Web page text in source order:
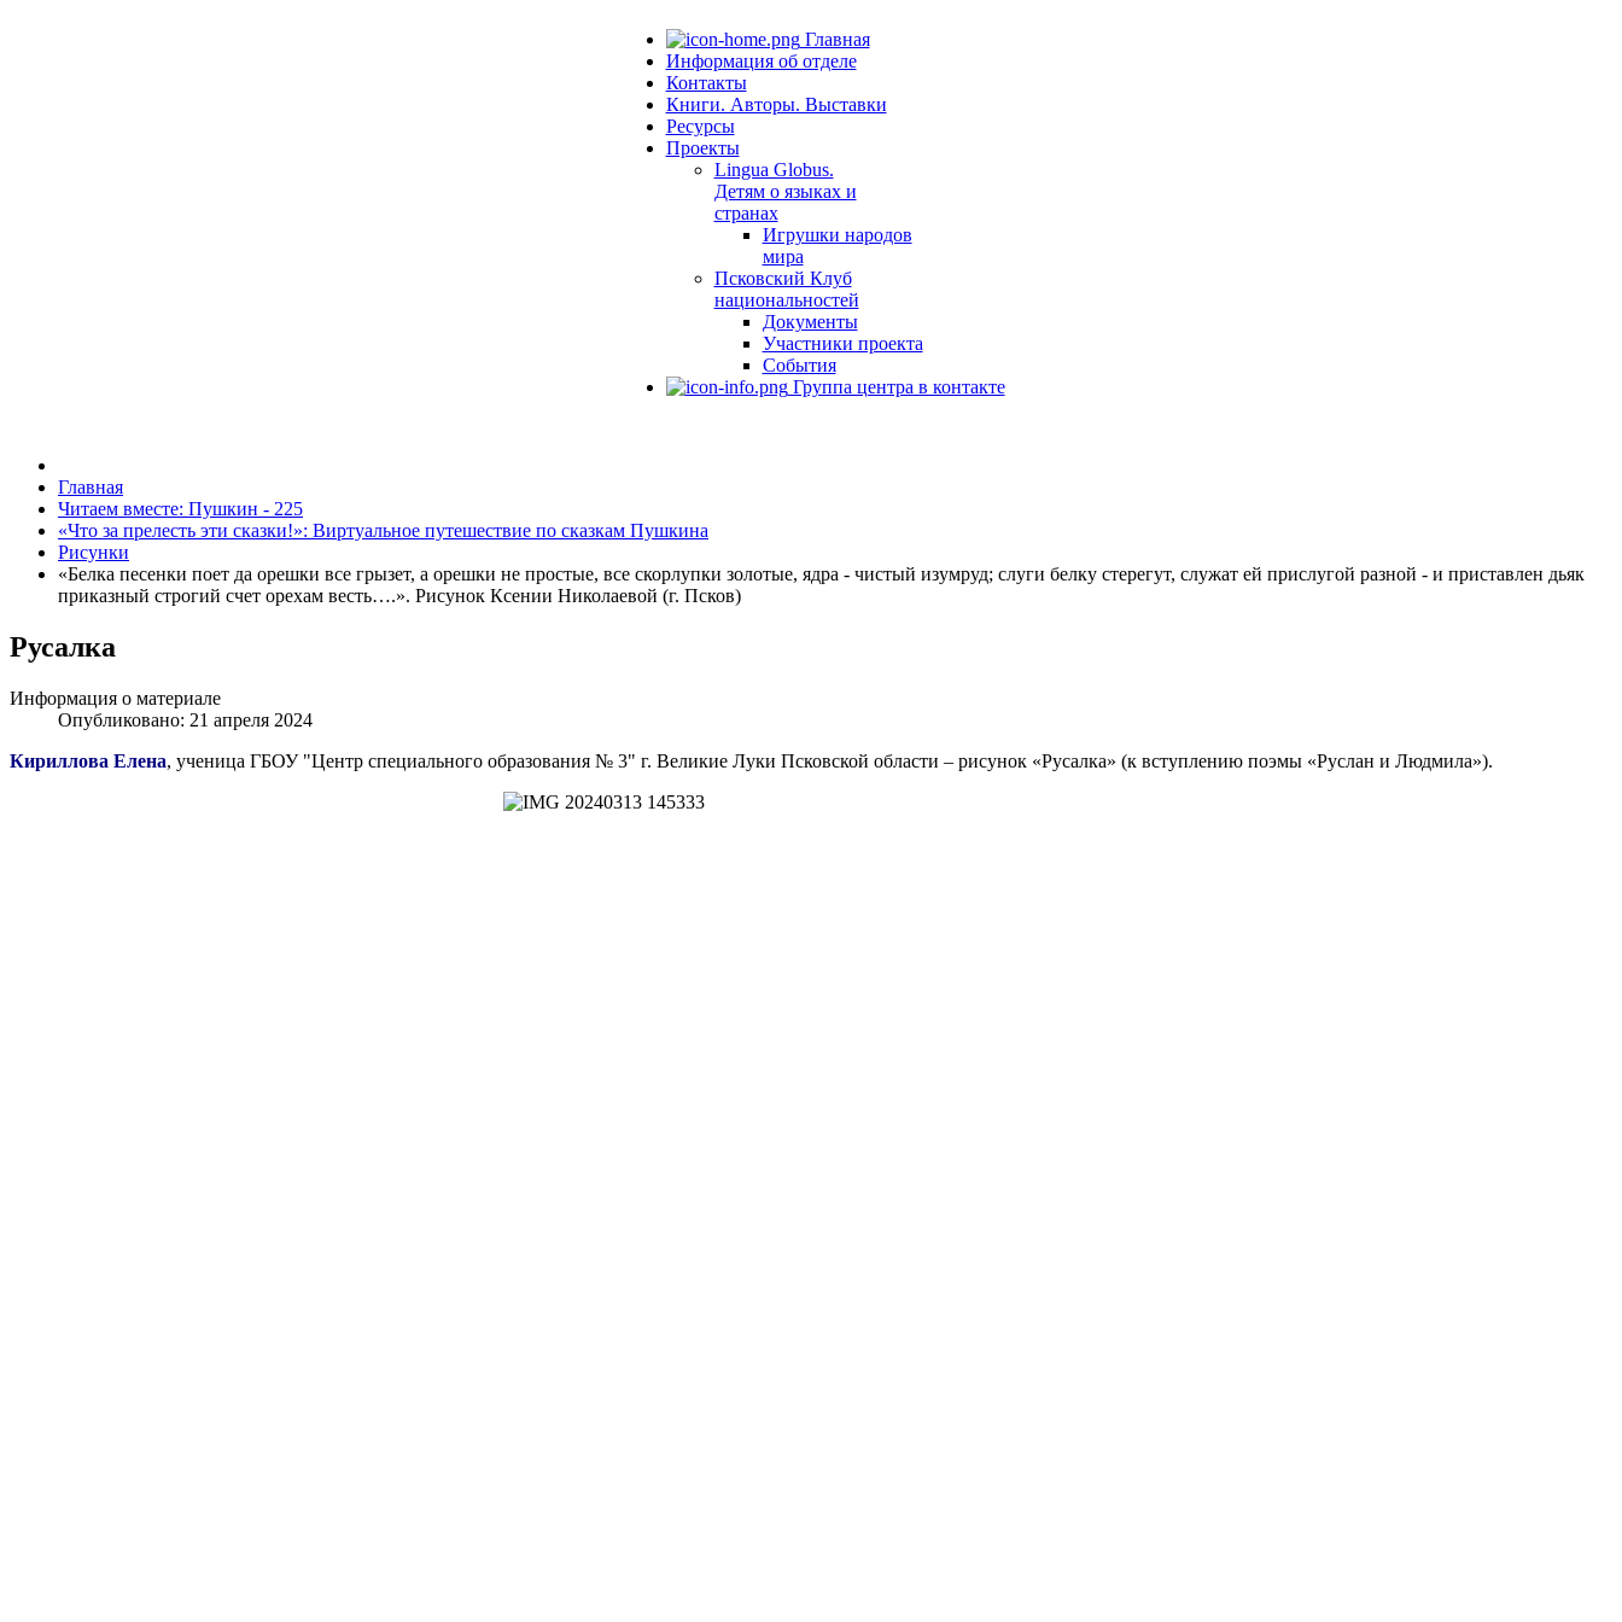
Главная
Информация об отделе
Контакты
Книги. Авторы. Выставки
Ресурсы
Проекты
Lingua Globus.
Детям о языках и
странах
Игрушки народов
мира
Псковский Клуб
национальностей
Документы
Участники проекта
События
Группа центра в контакте
Главная
Читаем вместе: Пушкин - 225
«Что за прелесть эти сказки!»: Виртуальное путешествие по сказкам Пушкина
Рисунки
«Белка песенки поет да орешки все грызет, а орешки не простые, все скорлупки золотые, ядра - чистый изумруд; слуги белку стерегут, служат ей прислугой разной - и приставлен дьяк
приказный строгий счет орехам весть….». Рисунок Ксении Николаевой (г. Псков)
Русалка
Информация о материале
Опубликовано: 21 апреля 2024
Кириллова Елена, ученица ГБОУ "Центр специального образования № 3" г. Великие Луки Псковской области – рисунок «Русалка» (к вступлению поэмы «Руслан и Людмила»).